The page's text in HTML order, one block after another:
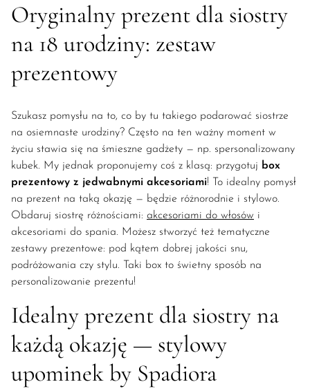
Oryginalny prezent dla siostry
na 18 urodziny: zestaw
prezentowy
Szukasz pomysłu na to, co by tu takiego podarować siostrze
na osiemnaste urodziny? Często na ten ważny moment w
życiu stawia się na śmieszne gadżety — np. spersonalizowany
kubek. My jednak proponujemy coś z klasą: przygotuj box
prezentowy z jedwabnymi akcesoriami! To idealny pomysł
na prezent na taką okazję — będzie różnorodnie i stylowo.
Obdaruj siostrę różnościami: akcesoriami do włosów i
akcesoriami do spania. Możesz stworzyć też tematyczne
zestawy prezentowe: pod kątem dobrej jakości snu,
podróżowania czy stylu. Taki box to świetny sposób na
personalizowanie prezentu!
Idealny prezent dla siostry na
każdą okazję — stylowy
upominek by Spadiora